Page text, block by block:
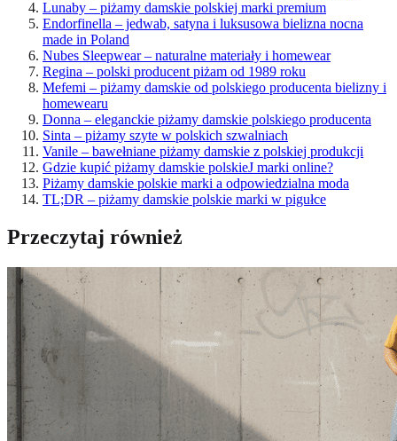
Lunaby – piżamy damskie polskiej marki premium
Endorfinella – jedwab, satyna i luksusowa bielizna nocna
made in Poland
Nubes Sleepwear – naturalne materiały i homewear
Regina – polski producent piżam od 1989 roku
Mefemi – piżamy damskie od polskiego producenta bielizny i
homewearu
Donna – eleganckie piżamy damskie polskiego producenta
Sinta – piżamy szyte w polskich szwalniach
Vanile – bawełniane piżamy damskie z polskiej produkcji
Gdzie kupić piżamy damskie polskieJ marki online?
Piżamy damskie polskie marki a odpowiedzialna moda
TL;DR – piżamy damskie polskie marki w pigułce
Przeczytaj również